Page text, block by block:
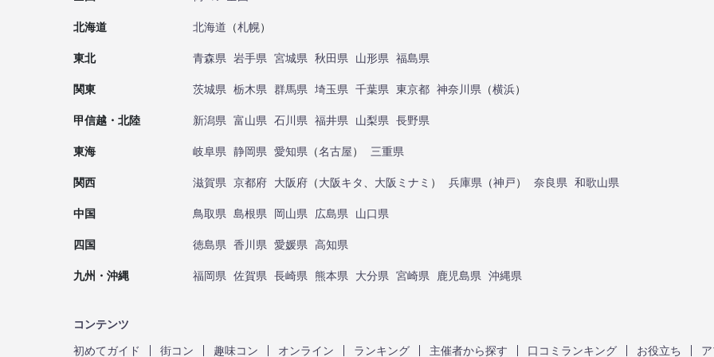
北海道 北海道 （札幌）
東北 青森県 岩手県 宮城県 秋田県 山形県 福島県
関東 茨城県 栃木県 群馬県 埼玉県 千葉県 東京都 神奈川県 （横浜）
甲信越・北陸 新潟県 富山県 石川県 福井県 山梨県 長野県
東海 岐阜県 静岡県 愛知県 （名古屋） 三重県
関西 滋賀県 京都府 大阪府 （大阪キタ 大阪ミナミ ） 兵庫県 （神戸） 奈良県 和歌山県
中国 鳥取県 島根県 岡山県 広島県 山口県
四国 徳島県 香川県 愛媛県 高知県
九州・沖縄 福岡県 佐賀県 長崎県 熊本県 大分県 宮崎県 鹿児島県 沖縄県
コンテンツ
初めてガイド
街コン 趣味コン オンライン ランキング 主催者から探す 口コミランキング お役立ち